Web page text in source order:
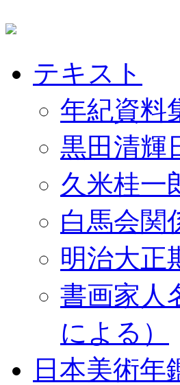
テキスト
年紀資料
黒田清輝
久米桂一
白馬会関
明治大正
書画家人
による）
日本美術年